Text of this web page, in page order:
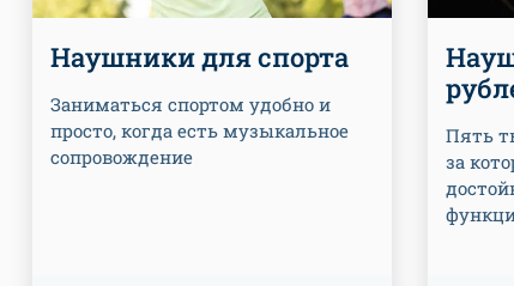
Наушники для спорта
Заниматься спортом удобно и
просто, когда есть музыкальное
сопровождение
Пять
за